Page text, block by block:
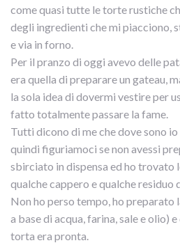
come quasi tutte le torte rustiche
degli ingredienti che mi piacciono,
e via in forno.
Per il pranzo di oggi avevo delle
era quella di preparare un gateau,
la sola idea di dovermi vestire per
fatto totalmente passare la fame.
Tutti dicono di me che dove sono io
quindi figuriamoci se non avessi
sbirciato in dispensa ed ho trovato
qualche cappero e qualche residuo
Non ho perso tempo, ho preparato
a base di acqua, farina, sale e olio)
torta era pronta.